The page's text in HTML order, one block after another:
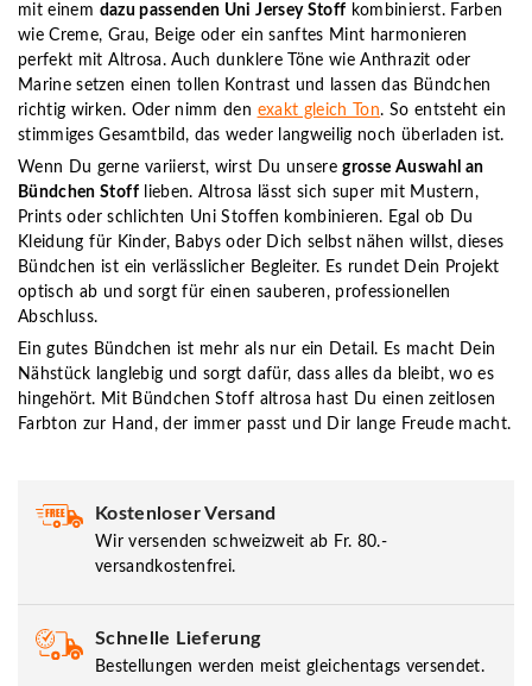
mit einem dazu passenden Uni Jersey Stoff kombinierst. Farben
wie Creme, Grau, Beige oder ein sanftes Mint harmonieren
perfekt mit Altrosa. Auch dunklere Töne wie Anthrazit oder
Marine setzen einen tollen Kontrast und lassen das Bündchen
richtig wirken. Oder nimm den exakt gleich Ton. So entsteht ein
stimmiges Gesamtbild, das weder langweilig noch überladen ist.
Wenn Du gerne variierst, wirst Du unseregrosse Auswahl an
Bündchen Stofflieben. Altrosa lässt sich super mit Mustern,
Prints oder schlichten Uni Stoffen kombinieren. Egal ob Du
Kleidung für Kinder, Babys oder Dich selbst nähen willst, dieses
Bündchen ist ein verlässlicher Begleiter. Es rundet Dein Projekt
optisch ab und sorgt für einen sauberen, professionellen
Abschluss.
Ein gutes Bündchen ist mehr als nur ein Detail. Es macht Dein
Nähstück langlebig und sorgt dafür, dass alles da bleibt, wo es
hingehört. Mit Bündchen Stoff altrosa hast Du einen zeitlosen
Farbton zur Hand, der immer passt und Dir lange Freude macht.
Kostenloser Versand
Wir versenden schweizweit ab Fr. 80.-
versandkostenfrei.
Schnelle Lieferung
Bestellungen werden meist gleichentags versendet.